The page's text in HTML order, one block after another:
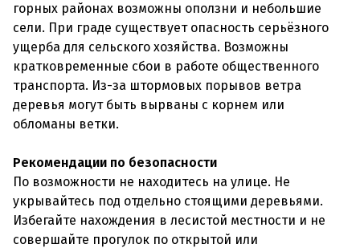
горных районах возможны оползни и небольшие
сели. При граде существует опасность серьёзного
ущерба для сельского хозяйства. Возможны
кратковременные сбои в работе общественного
транспорта. Из-за штормовых порывов ветра
деревья могут быть вырваны с корнем или
обломаны ветки.
Рекомендации по безопасности
По возможности не находитесь на улице. Не
укрывайтесь под отдельно стоящими деревьями.
Избегайте нахождения в лесистой местности и не
совершайте прогулок по открытой или